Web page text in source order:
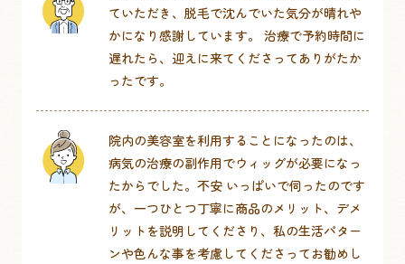
ていただき、脱毛で沈んでいた気分が晴れや
かになり感謝しています。 治療で予約時間に
遅れたら、迎えに来てくださってありがたか
ったです。
院内の美容室を利用することになったのは、
病気の治療の副作用でウィッグが必要になっ
たからでした。不安 いっぱいで伺ったのです
が、一つひとつ丁寧に商品のメリット、デメ
リットを説明してくださり、私の生活パター
ンや色んな事を考慮してくださってお勧めし